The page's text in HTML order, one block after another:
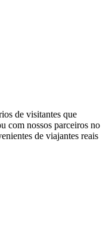
de visitantes que
com nossos parceiros no
de viajantes reais